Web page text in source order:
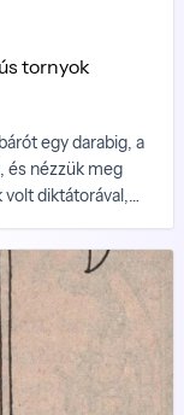
tornyok
egy darabig, a
és nézzük meg
volt diktátorával,
Kikerics